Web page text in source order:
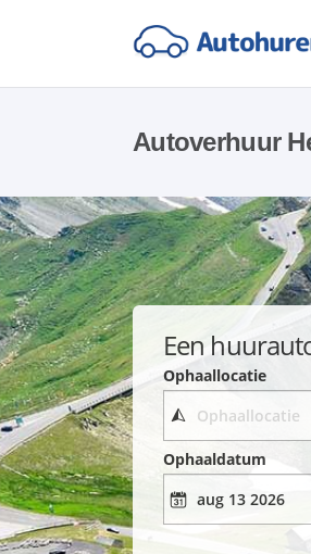
Autoverhuur
Een
Ophaallocatie
Ophaaldatum